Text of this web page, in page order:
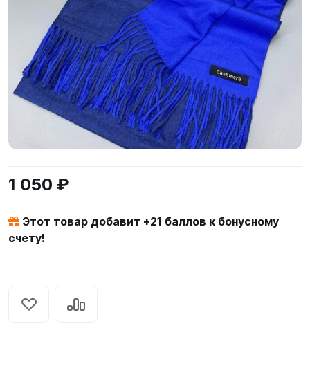
1 050 ₽
Этот товар добавит +21 баллов к бонусному
счету!